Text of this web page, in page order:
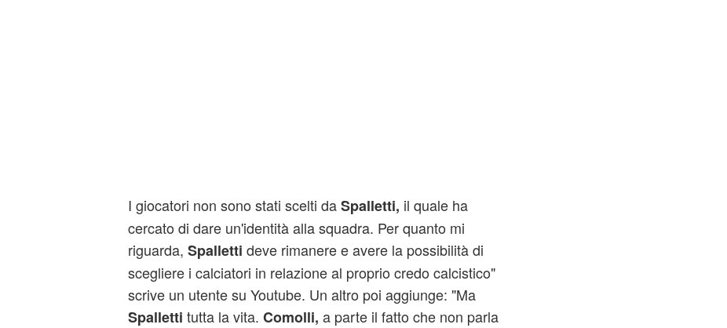
I giocatori non sono stati scelti daSpalletti, il quale ha
cercato di dare un'identità alla squadra. Per quanto mi
riguarda, Spalletti deve rimanere e avere la possibilità di
scegliere i calciatori in relazione al proprio credo calcistico"
scrive un utente su Youtube. Un altro poi aggiunge: "Ma
Spalletti tutta la vita. Comolli, a parte il fatto che non parla